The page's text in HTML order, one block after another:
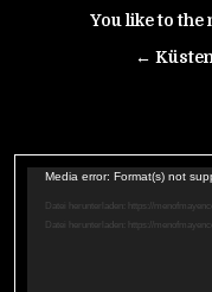
Beitrags-
Navigation
You like to the
←
Video-
Player
Media error: Format(s) not
Datei herunterladen: https://
Datei herunterladen: https://